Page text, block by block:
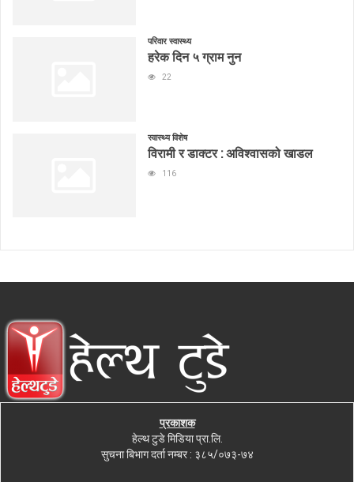
परिवार स्वास्थ्य
हरेक दिन ५ ग्राम नुन
22
स्वास्थ्य विशेष
विरामी र डाक्टर : अविश्वासको खाडल
116
प्रकाशक
हेल्थ टुडे मिडिया प्रा.लि.
सुचना बिभाग दर्ता नम्बर : ३८५/०७३-७४